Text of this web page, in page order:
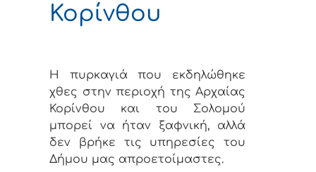
Κορίνθου
Η πυρκαγιά που εκδηλώθηκε
χθες στην περιοχή της Αρχαίας
Κορίνθου και του Σολομού
μπορεί να ήταν ξαφνική, αλλά
δεν βρήκε τις υπηρεσίες του
Δήμου μας απροετοίμαστες.